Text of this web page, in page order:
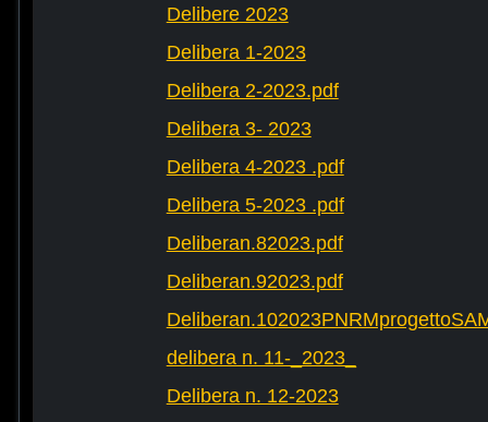
Delibere 2023
Delibera 1-2023
Delibera 2-2023.pdf
Delibera 3- 2023
Delibera 4-2023 .pdf
Delibera 5-2023 .pdf
Deliberan.82023.pdf
Deliberan.92023.pdf
delibera n. 11-_2023_
Delibera n. 12-2023